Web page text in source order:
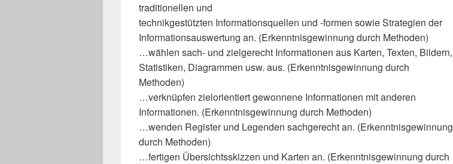
traditionellen und
technikgestützten Informationsquellen und -formen sowie Strategien der
Informationsauswertung an. (Erkenntnisgewinnung durch Methoden)
…wählen sach- und zielgerecht Informationen aus Karten, Texten, Bildern,
Statistiken, Diagrammen usw. aus. (Erkenntnisgewinnung durch
Methoden)
…verknüpfen zielorientiert gewonnene Informationen mit anderen
Informationen. (Erkenntnisgewinnung durch Methoden)
…wenden Register und Legenden sachgerecht an. (Erkenntnisgewinnung
durch Methoden)
…fertigen Übersichtsskizzen und Karten an. (Erkenntnisgewinnung durch